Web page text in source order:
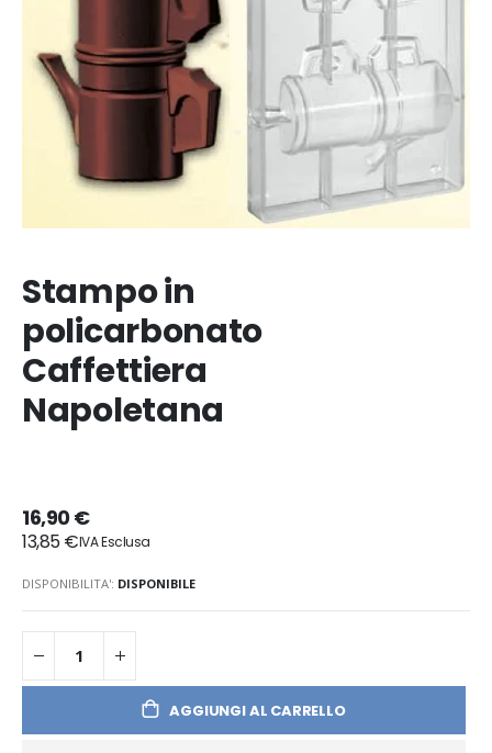
Stampo in
policarbonato
Caffettiera
Napoletana
16,90 €
13,85 €
DISPONIBILITA': DISPONIBILE
AGGIUNGI AL CARRELLO